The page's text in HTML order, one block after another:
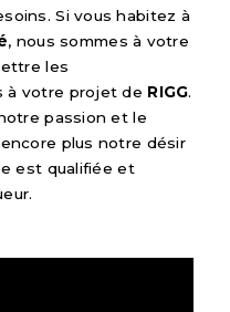
Si vous habitez à
, nous sommes à votre
les
à votre projet de RIGG.
passion et le
plus notre désir
est qualifiée et